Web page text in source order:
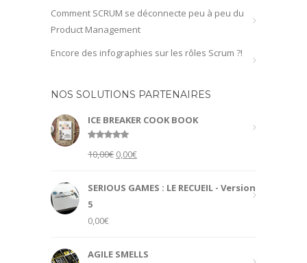
Comment SCRUM se déconnecte peu à peu du
Product Management
Encore des infographies sur les rôles Scrum ?!
NOS SOLUTIONS PARTENAIRES
ICE BREAKER COOK BOOK
out of 5
10,00€ Original
was:
0,00€Current
is:
SERIOUS GAMES : LE RECUEIL - Version
5
0,00€
AGILE SMELLS